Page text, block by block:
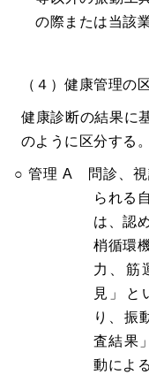
の際または当該
（４）健康管理の
健康診断の結果に
のように区分する。
○ 管理 A 問診、視
られる
は、認
梢循環
力、筋
見」と
り、振
査結果
動によ